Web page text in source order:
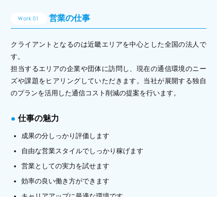
Work 01 営業の仕事
クライアントとなるのは近畿エリアを中心とした全国の法人で
す。
担当するエリアの企業や団体に訪問し、現在の通信環境のニー
ズや課題をヒアリングしていただきます。当社が展開する独自
のプランを活用した通信コスト削減の提案を行います。
仕事の魅力
成果の分しっかり評価します
自由な営業スタイルでしっかり稼げます
営業としての実力を試せます
効率の良い働き方ができます